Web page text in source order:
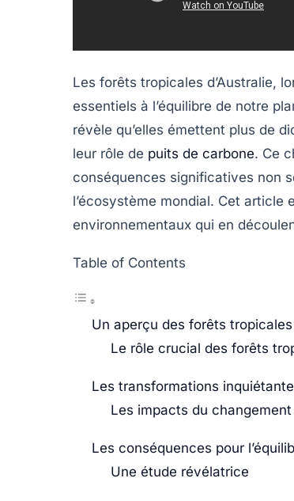
Les forêts tropicales d’Australie,
essentiels à l’équilibre de notre
révèle qu’elles émettent plus de
leur rôle de puits de carbone. Ce
conséquences significatives non
l’écosystème mondial. Cet
environnementaux qui en
Table of Contents
Un aperçu des forêts
Le rôle crucial des forêts
Les transformations
Les impacts du
Les conséquences pour
Une étude révélatrice